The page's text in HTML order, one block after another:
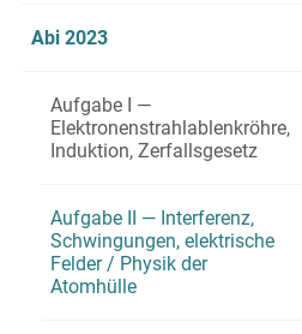
Abi 2023
Aufgabe I —
Elektronenstrahlablenkröhre,
Induktion, Zerfallsgesetz
Aufgabe II — Interferenz,
Schwingungen, elektrische
Felder / Physik der
Atomhülle